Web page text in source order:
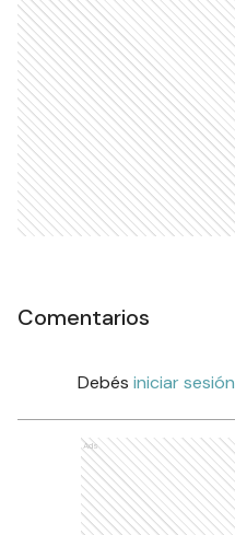
Comentarios
Debés iniciar sesión
Ads